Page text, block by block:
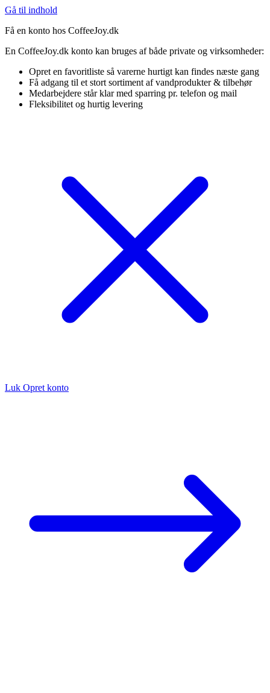
Gå til indhold
Få en konto hos CoffeeJoy.dk
En CoffeeJoy.dk konto kan bruges af både private og virksomheder:
Opret en favoritliste så varerne hurtigt kan findes næste gang
Få adgang til et stort sortiment af vandprodukter & tilbehør
Medarbejdere står klar med sparring pr. telefon og mail
Fleksibilitet og hurtig levering
Luk Opret konto